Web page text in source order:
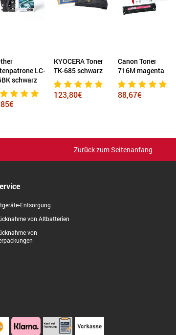
LC-
schwarz
KYOCERA Toner
TK-685 schwarz
123,80€
Canon Toner
716M magenta
88,67€
Zurück zum Seitenanfang
Entsorgung
von Altbatterien
von